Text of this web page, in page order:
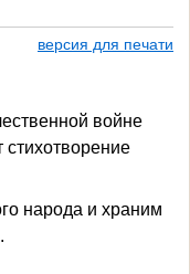
версия для печати
войне
народа и храним